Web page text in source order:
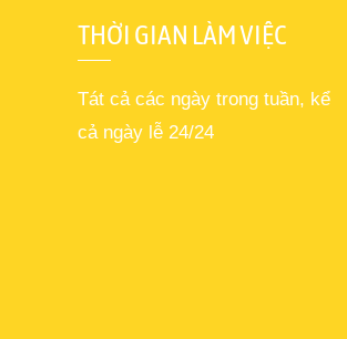
THỜI GIAN LÀM VIỆC
Tát cả các ngày trong tuần, kể
cả ngày lễ 24/24